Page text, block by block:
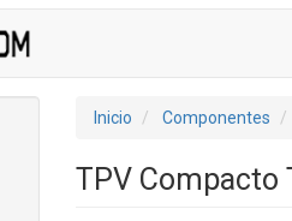
Inicio Componentes
TPV Compacto